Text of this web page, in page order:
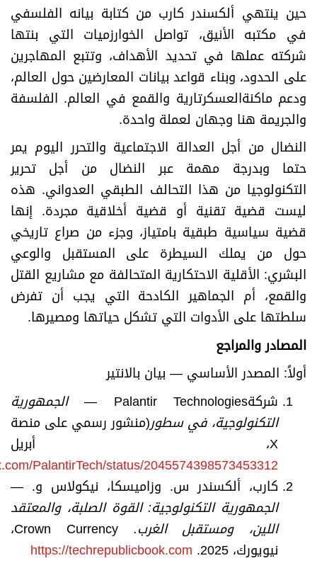
حين ينتهي ألكسندر كارب من كتابة بيانه الفلسفي
في مكتبه الأنيق، تواصل الخوارزميات التي بنتها
شركته عملها في تحديد الأهداف، وتتبع المهاجرين
على الحدود، وبناء قواعد بيانات المعارضين حول العالم،
ودعم ماكنةالعسكرتارية والقمع في العالم. الفلسفة
والجريمة هنا وجهان لعملة واحدة.
النضال من أجل العدالة الاجتماعية والتحرر اليوم يمر
حتما وبدرجة مهمة عبر النضال من أجل تحرير
التكنولوجيا من هذا التحالف الطبقي العدواني. هذه
ليست قضية تقنية أو قضية أخلاقية مجردة. إنها
قضية سياسية طبقية بامتياز، وجزء من صراع تاريخي
حول من يملك السيطرة على المستقبل والوعي
البشري: الأقلية الاحتكارية المتحالفة مع مشاريع القتل
والقمع، أم الجماهير الكادحة التي يجب أن تفرض
سلطتها على الأدوات التي تشكل حياتها ومصيرها.
المصادر والمراجع
أولاً: المصدر الأساسي — بيان بالانتير
شركةPalantir Technologies —
الجمهورية
التكنولوجية، في سطور(منشور رسمي على منصة
X، أبريل
PalantirTech/status/2045574398573453312
كارب، ألكسندر س. وزاميسكا، نيكولاس و. —
الجمهورية التكنولوجية: القوة الصلبة، والمعتقد
اللين، ومستقبل الغرب.
Crown Currency،
نيويورك، 2025.
https://techrepublicbook.com